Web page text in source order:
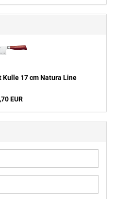
17 cm Na­tu­ra Line
EUR